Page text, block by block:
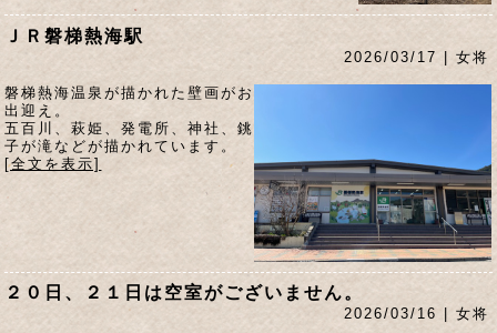
ＪＲ磐梯熱海駅
2026/03/17 | 女将
磐梯熱海温泉が描かれた壁画がお
出迎え。
五百川、萩姫、発電所、神社、銚
子が滝などが描かれています。
[全文を表示]
２０日、２１日は空室がございません。
2026/03/16 | 女将